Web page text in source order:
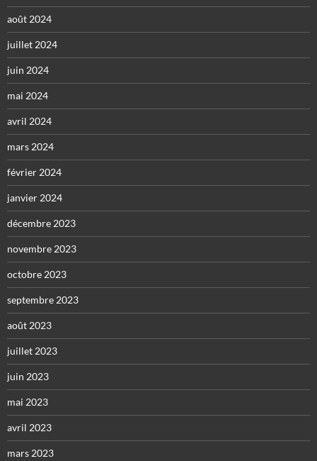
août 2024
juillet 2024
juin 2024
mai 2024
avril 2024
mars 2024
février 2024
janvier 2024
décembre 2023
novembre 2023
octobre 2023
septembre 2023
août 2023
juillet 2023
juin 2023
mai 2023
avril 2023
mars 2023